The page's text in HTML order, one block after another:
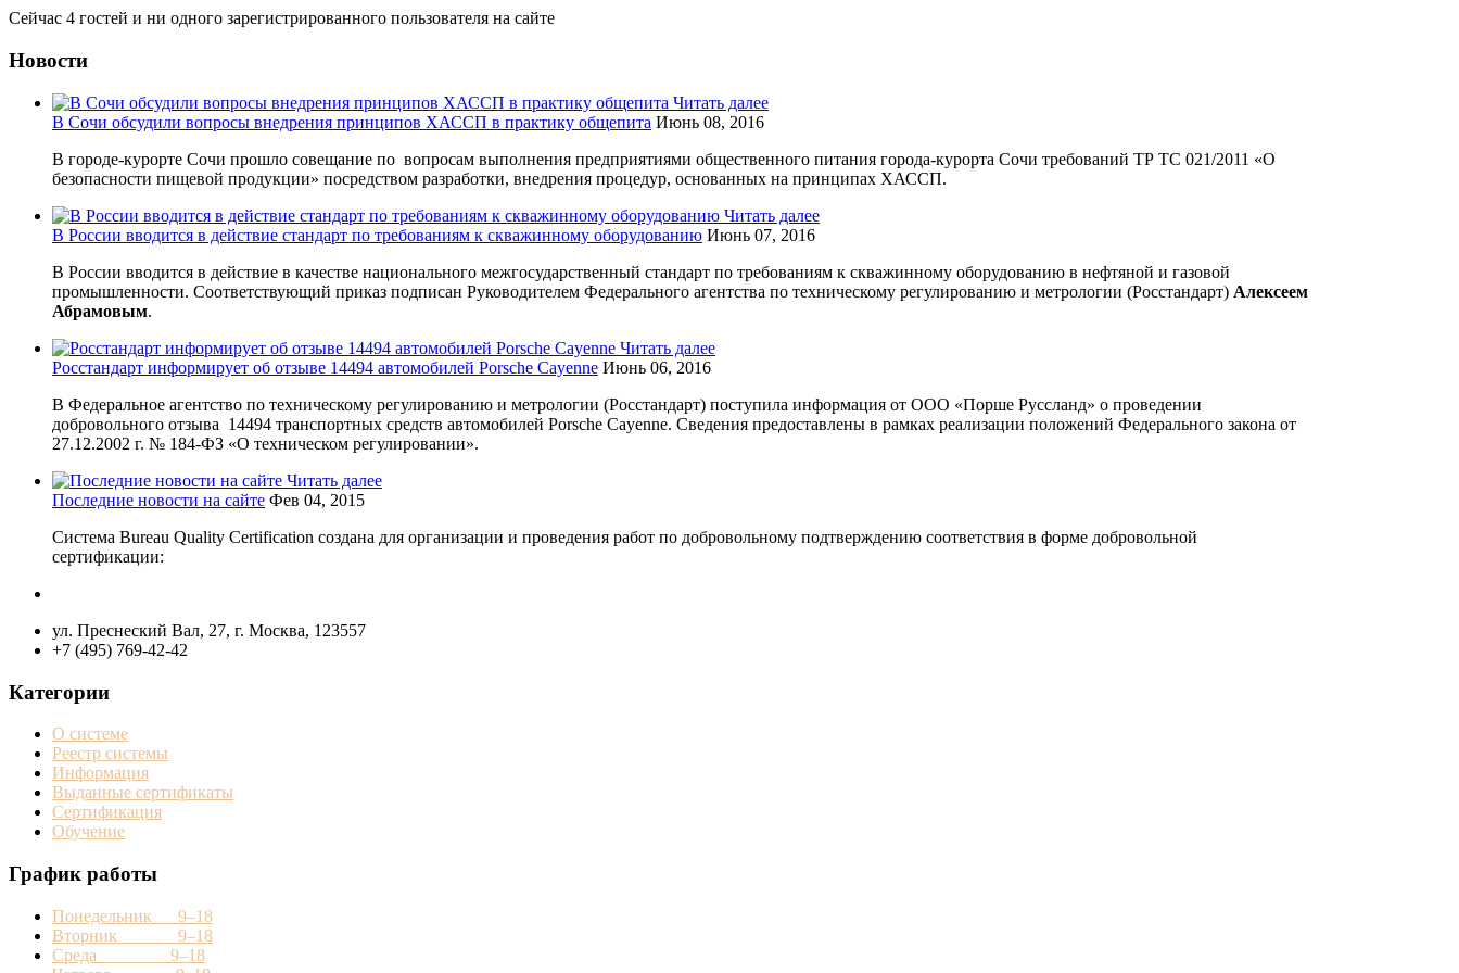
Сейчас 4 гостей и ни одного зарегистрированного пользователя на сайте
Новости
Читать далее
В Сочи обсудили вопросы внедрения принципов ХАССП в практику общепита Июнь 08, 2016
В городе-курорте Сочи прошло совещание по вопросам выполнения предприятиями общественного питания города-курорта Сочи требований ТР ТС 021/2011 «О
безопасности пищевой продукции» посредством разработки, внедрения процедур, основанных на принципах ХАССП.
Читать далее
В России вводится в действие стандарт по требованиям к скважинному оборудованию Июнь 07, 2016
В России вводится в действие в качестве национального межгосударственный стандарт по требованиям к скважинному оборудованию в нефтяной и газовой
промышленности. Соответствующий приказ подписан Руководителем Федерального агентства по техническому регулированию и метрологии (Росстандарт) Алексеем
Абрамовым.
Читать далее
Росстандарт информирует об отзыве 14494 автомобилей Porsche Cayenne Июнь 06, 2016
В Федеральное агентство по техническому регулированию и метрологии (Росстандарт) поступила информация от ООО «Порше Руссланд» о проведении
добровольного отзыва 14494 транспортных средств автомобилей Porsche Cayenne. Сведения предоставлены в рамках реализации положений Федерального закона от
27.12.2002 г. № 184-ФЗ «О техническом регулировании».
Читать далее
Последние новости на сайте Фев 04, 2015
Система Bureau Quality Certification создана для организации и проведения работ по добровольному подтверждению соответствия в форме добровольной
сертификации:
ул. Преснеский Вал, 27, г. Москва, 123557
+7 (495) 769-42-42
Категории
О системе
Реестр системы
Информация
Выданные сертификаты
Сертификация
Обучение
График работы
Понедельник 9–18
Вторник 9–18
Среда 9–18